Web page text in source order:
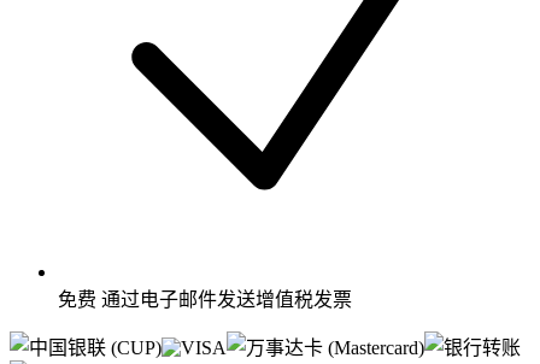
免费 通过电子邮件发送增值税发票